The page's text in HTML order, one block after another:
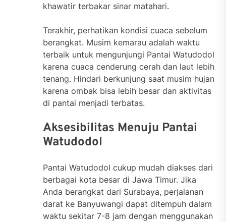
khawatir terbakar sinar matahari.
Terakhir, perhatikan kondisi cuaca sebelum
berangkat. Musim kemarau adalah waktu
terbaik untuk mengunjungi Pantai Watudodol
karena cuaca cenderung cerah dan laut lebih
tenang. Hindari berkunjung saat musim hujan
karena ombak bisa lebih besar dan aktivitas
di pantai menjadi terbatas.
Aksesibilitas Menuju Pantai
Watudodol
Pantai Watudodol cukup mudah diakses dari
berbagai kota besar di Jawa Timur. Jika
Anda berangkat dari Surabaya, perjalanan
darat ke Banyuwangi dapat ditempuh dalam
waktu sekitar 7-8 jam dengan menggunakan